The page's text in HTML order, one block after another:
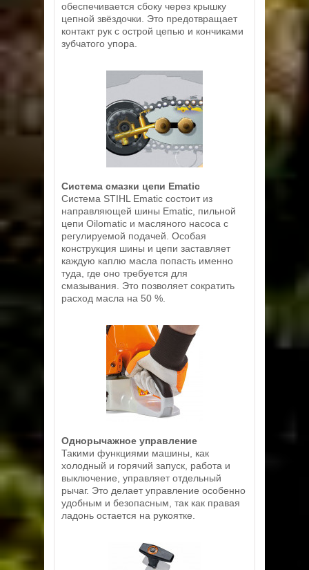
обеспечивается сбоку через крышку
цепной звёздочки. Это предотвращает
контакт рук с острой цепью и кончиками
зубчатого упора.
Система смазки цепи Ematic
Система STIHL Ematic состоит из
направляющей шины Ematic, пильной
цепи Oilomatic и масляного насоса с
регулируемой подачей. Особая
конструкция шины и цепи заставляет
каждую каплю масла попасть именно
туда, где оно требуется для
смазывания. Это позволяет сократить
расход масла на 50 %.
Однорычажное управление
Такими функциями машины, как
холодный и горячий запуск, работа и
выключение, управляет отдельный
рычаг. Это делает управление особенно
удобным и безопасным, так как правая
ладонь остается на рукоятке.